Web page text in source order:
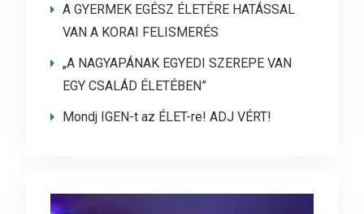
A GYERMEK EGÉSZ ÉLETÉRE HATÁSSAL
VAN A KORAI FELISMERÉS
„A NAGYAPÁNAK EGYEDI SZEREPE VAN
EGY CSALÁD ÉLETÉBEN”
Mondj IGEN-t az ÉLET-re! ADJ VÉRT!